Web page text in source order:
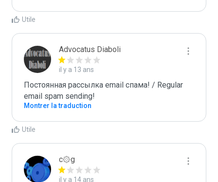
Utile
Advocatus Diaboli
il y a 13 ans
Постоянная рассылка email спама! / Regular
email spam sending!
Montrer la traduction
Utile
c۞g
il y a 14 ans